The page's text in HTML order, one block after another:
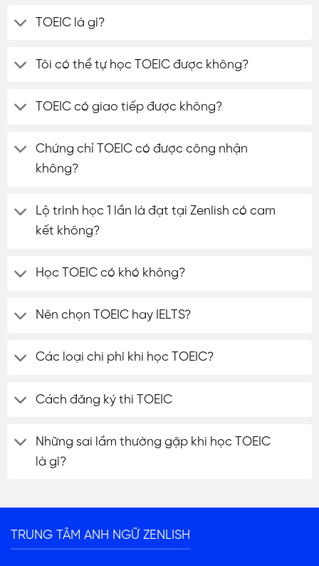
TOEIC là gì?
Tôi có thể tự học TOEIC được không?
TOEIC có giao tiếp được không?
Chứng chỉ TOEIC có được công nhận
không?
Lộ trình học 1 lần là đạt tại Zenlish có cam
kết không?
Học TOEIC có khó không?
Nên chọn TOEIC hay IELTS?
Các loại chi phí khi học TOEIC?
Cách đăng ký thi TOEIC
Những sai lầm thường gặp khi học TOEIC
là gì?
TRUNG TÂM ANH NGỮ ZENLISH